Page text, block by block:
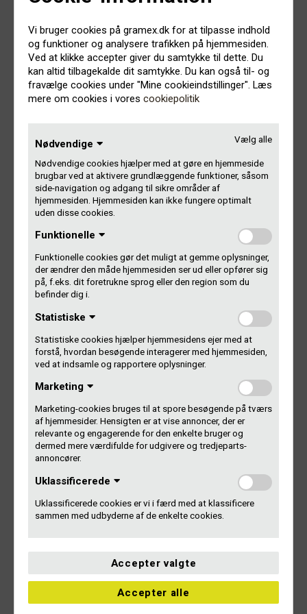
Vi bruger cookies på gramex.dk for at tilpasse indhold
og funktioner og analysere trafikken på hjemmesiden.
Ved at klikke accepter giver du samtykke til dette. Du
kan altid tilbagekalde dit samtykke. Du kan også til- og
fravælge cookies under "Mine cookieindstillinger". Læs
mere om cookies i vores cookiepolitik
Vælg alle
Nødvendige
Nødvendige cookies hjælper med at gøre en hjemmeside
brugbar ved at aktivere grundlæggende funktioner, såsom
side-navigation og adgang til sikre områder af
hjemmesiden. Hjemmesiden kan ikke fungere optimalt
uden disse cookies.
Funktionelle
Funktionelle cookies gør det muligt at gemme oplysninger,
der ændrer den måde hjemmesiden ser ud eller opfører sig
på, f.eks. dit foretrukne sprog eller den region som du
befinder dig i.
Statistiske
Statistiske cookies hjælper hjemmesidens ejer med at
forstå, hvordan besøgende interagerer med hjemmesiden,
ved at indsamle og rapportere oplysninger.
Marketing
Marketing-cookies bruges til at spore besøgende på tværs
af hjemmesider. Hensigten er at vise annoncer, der er
relevante og engagerende for den enkelte bruger og
dermed mere værdifulde for udgivere og tredjeparts-
annoncører.
Uklassificerede
Uklassificerede cookies er vi i færd med at klassificere
sammen med udbyderne af de enkelte cookies.
Accepter valgte
Accepter alle
5.Politik for ufordelbare midler
6.Generel investeringspolitik
7.Generel fordelingspolitik|Om forslag til generel
fordelingspolitik
8. Bestyrelsens honorar
9.Valg til bestyrelsen
10. Valg af revisorer (ingen bilag)
11. Eventuelt (ingen bilag)
Tilmelding, stemmeseddel og
Tilmelding til generalforsamlingen
Stemmeseddel (online) Stemmeseddel (til print)
Fuldmagt (online)|Fuldmagt (til print)
Læs mere